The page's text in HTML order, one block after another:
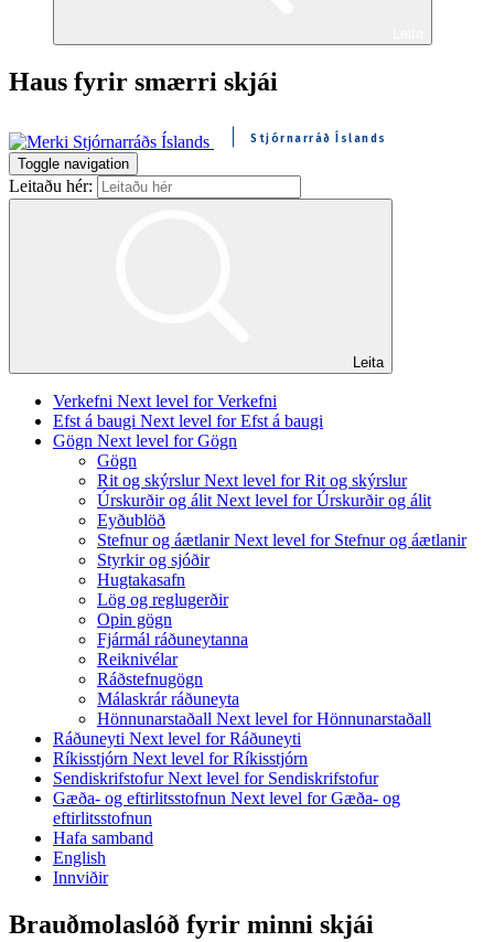
Haus fyrir smærri skjái
Stjórnarráð Íslands
Toggle navigation
Leitaðu hér:
Leita
Verkefni Next level for Verkefni
Efst á baugi Next level for Efst á baugi
Gögn Next level for Gögn
Gögn
Rit og skýrslurNext level for Rit og skýrslur
Úrskurðir og álit Next level for Úrskurðir og álit
Eyðublöð
Stefnur og áætlanirNext level for Stefnur og áætlanir
Styrkir og sjóðir
Hugtakasafn
Lög og reglugerðir
Opin gögn
Fjármál ráðuneytanna
Reiknivélar
Ráðstefnugögn
Málaskrár ráðuneyta
Hönnunarstaðall Next level for Hönnunarstaðall
Ráðuneyti Next level for Ráðuneyti
Ríkisstjórn Next level for Ríkisstjórn
SendiskrifstofurNext level for Sendiskrifstofur
Gæða- og eftirlitsstofnun Next level for Gæða- og
eftirlitsstofnun
Hafa samband
English
Innviðir
Brauðmolaslóð fyrir minni skjái